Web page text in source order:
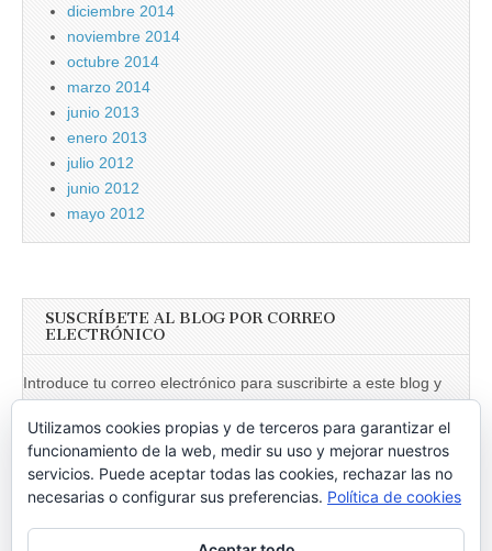
diciembre 2014
noviembre 2014
octubre 2014
marzo 2014
junio 2013
enero 2013
julio 2012
junio 2012
mayo 2012
SUSCRÍBETE AL BLOG POR CORREO
ELECTRÓNICO
Introduce tu correo electrónico para suscribirte a este blog y
Dirección
de
email
Utilizamos cookies propias y de terceros para garantizar el
funcionamiento de la web, medir su uso y mejorar nuestros
servicios. Puede aceptar todas las cookies, rechazar las no
necesarias o configurar sus preferencias. Política de cookies